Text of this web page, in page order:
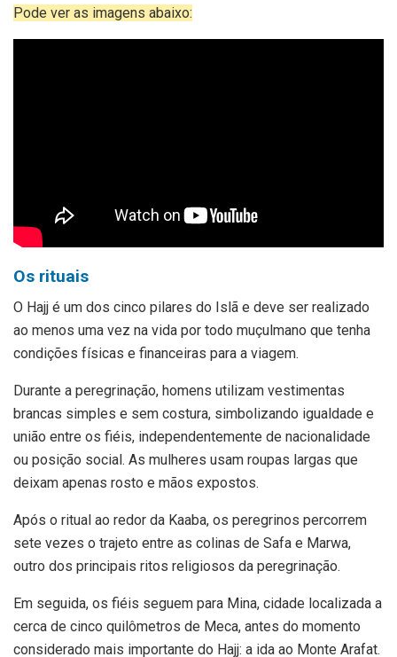
Pode ver as imagens abaixo:
Os rituais
O Hajj é um dos cinco pilares do Islã e deve ser realizado
ao menos uma vez na vida por todo muçulmano que tenha
condições físicas e financeiras para a viagem.
Durante a peregrinação, homens utilizam vestimentas
brancas simples e sem costura, simbolizando igualdade e
união entre os fiéis, independentemente de nacionalidade
ou posição social. As mulheres usam roupas largas que
deixam apenas rosto e mãos expostos.
Após o ritual ao redor da Kaaba, os peregrinos percorrem
sete vezes o trajeto entre as colinas de Safa e Marwa,
outro dos principais ritos religiosos da peregrinação.
Em seguida, os fiéis seguem para Mina, cidade localizada a
cerca de cinco quilômetros de Meca, antes do momento
considerado mais importante do Hajj: a ida ao Monte Arafat.